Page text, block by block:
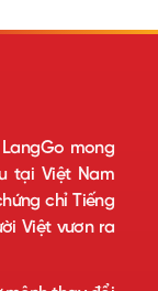
mong
tại Việt Nam
chỉ Tiếng
Việt vươn ra